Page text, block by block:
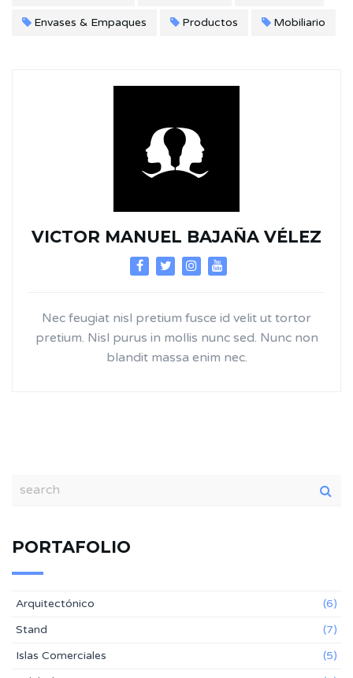
Envases & Empaques Productos Mobiliario
VICTOR MANUEL BAJAÑA VÉLEZ
Nec feugiat nisl pretium fusce id velit ut tortor
pretium. Nisl purus in mollis nunc sed. Nunc non
blandit massa enim nec.
PORTAFOLIO
Arquitectónico
(6)
Stand
(7)
Islas Comerciales
(5)